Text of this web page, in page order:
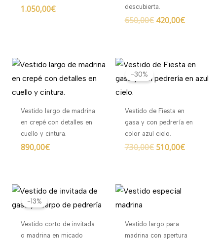
1.050,00€
descubierta.
650,00€ 420,00€
Vestido largo de madrina
en crepé con detalles en
cuello y cintura.
890,00€
-30%
Vestido de Fiesta en
gasa y con pedrería en
color azul cielo.
730,00€
El
original
510,00€
El
actual
-13%
Vestido corto de invitada
o madrina en micado
El
original
780,00€.
El
actual
680,00€.
Vestido largo para
madrina con apertura